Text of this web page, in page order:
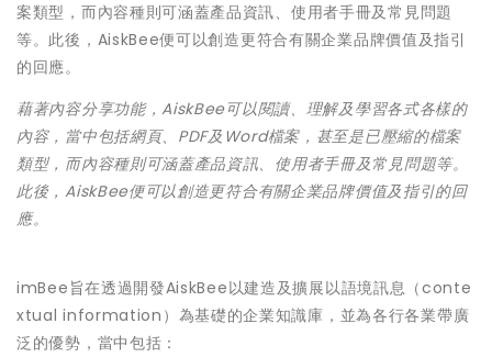
藉著內容分享功能，AiskBee可以閱讀、理解及學習各式各樣的
內容，當中包括網頁、PDF及Word檔案，甚至是已壓縮的檔案
類型，而內容種則可涵蓋產品資訊、使用者手冊及常見問題等。
此後，AiskBee便可以創造更符合有關企業品牌價值及指引的回
應。
imBee旨在透過開發AiskBee以建造及擴展以語境訊息（conte
xtual information）為基礎的企業知識庫，並為各行各業帶廣
泛的優勢，當中包括：